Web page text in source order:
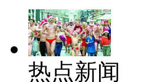
热点新闻